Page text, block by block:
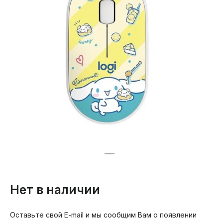
Нет в наличии
Оставьте свой E-mail и мы сообщим Вам о появлении